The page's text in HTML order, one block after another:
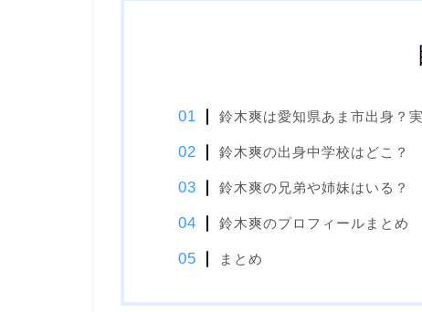
鈴木爽は愛知県あま市出身？
鈴木爽の出身中学校はどこ？
鈴木爽の兄弟や姉妹はいる？
鈴木爽のプロフィールまとめ
まとめ